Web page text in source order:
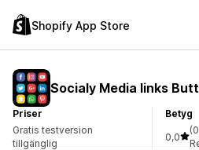
Shopify App Store
Socialy Media links
Priser
Gratis testversion
tillgänglig
Betyg
0,0
(0